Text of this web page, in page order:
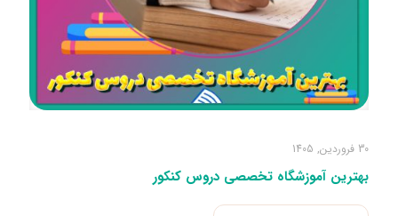
30 فروردین, 1405
بهترین آموزشگاه تخصصی دروس کنکور